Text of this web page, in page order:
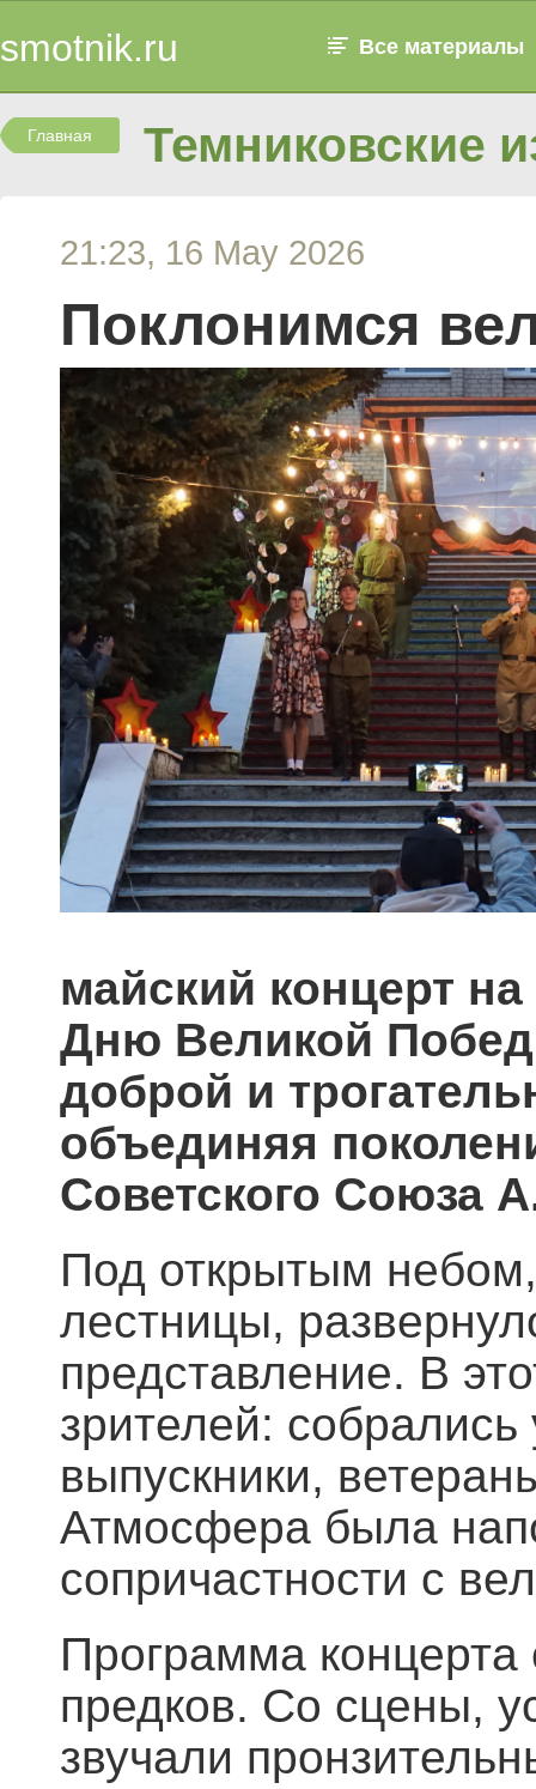
smotnik.ru Все материалы
Главная Темниковские
21:23, 16 May 2026
Поклонимся
майский концерт
Дню Великой
доброй и
объединяя
Советского Союза
Под открытым
лестницы,
представление. В
зрителей: собрались
выпускники,
Атмосфера была
сопричастности с
Программа
предков. Со сцены,
звучали